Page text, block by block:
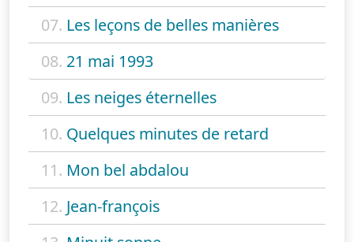
07. Les leçons de belles manières
08. 21 mai 1993
09. Les neiges éternelles
10. Quelques minutes de retard
11. Mon bel abdalou
12. Jean-françois